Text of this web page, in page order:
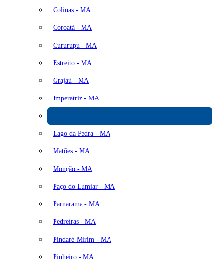
Colinas - MA
Coroatá - MA
Cururupu - MA
Estreito - MA
Grajaú - MA
Imperatriz - MA
Lago da Pedra - MA
Matões - MA
Monção - MA
Paço do Lumiar - MA
Parnarama - MA
Pedreiras - MA
Pindaré-Mirim - MA
Pinheiro - MA